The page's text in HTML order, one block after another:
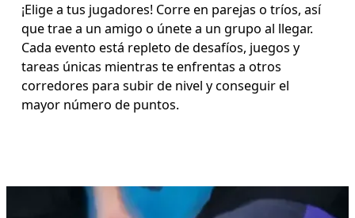
¡Elige a tus jugadores! Corre en parejas o tríos, así
que trae a un amigo o únete a un grupo al llegar.
Cada evento está repleto de desafíos, juegos y
tareas únicas mientras te enfrentas a otros
corredores para subir de nivel y conseguir el
mayor número de puntos.